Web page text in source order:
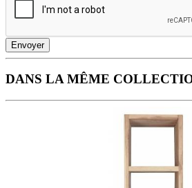
Envoyer
DANS LA MÊME